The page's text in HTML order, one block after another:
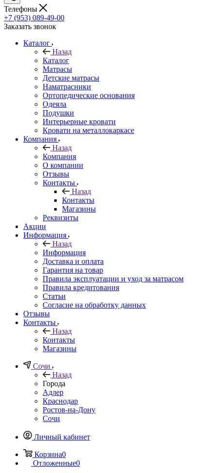
Телефоны
+7 (953) 089-49-00
Заказать звонок
Каталог
Назад
Каталог
Матрасы
Детские матрасы
Наматрасники
Ортопедические основания
Одеяла
Подушки
Интерьерные кровати
Кровати на металлокаркасе
Компания
Назад
Компания
О компании
Отзывы
Контакты
Назад
Контакты
Магазины
Реквизиты
Акции
Информация
Назад
Информация
Доставка и оплата
Гарантия на товар
Правила эксплуатации и уход за матрасом
Правила кредитования
Статьи
Согласие на обработку данных
Отзывы
Контакты
Назад
Контакты
Магазины
Сочи
Назад
Города
Адлер
Краснодар
Ростов-на-Дону
Сочи
Личный кабинет
Корзина0
Отложенные0